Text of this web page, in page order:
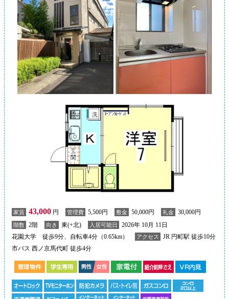
家賃 43,000 円 管理費 5,500円 敷金 50,000円 礼金 30,000円
階数 2階 向き 東(+北) 入居可能日
2026年 10月 11日
花園大学 徒歩9分、自転車4分（0.65km）
アクセス
JR 円町駅 徒歩10分
市バス 西ノ京馬代町 徒歩4分